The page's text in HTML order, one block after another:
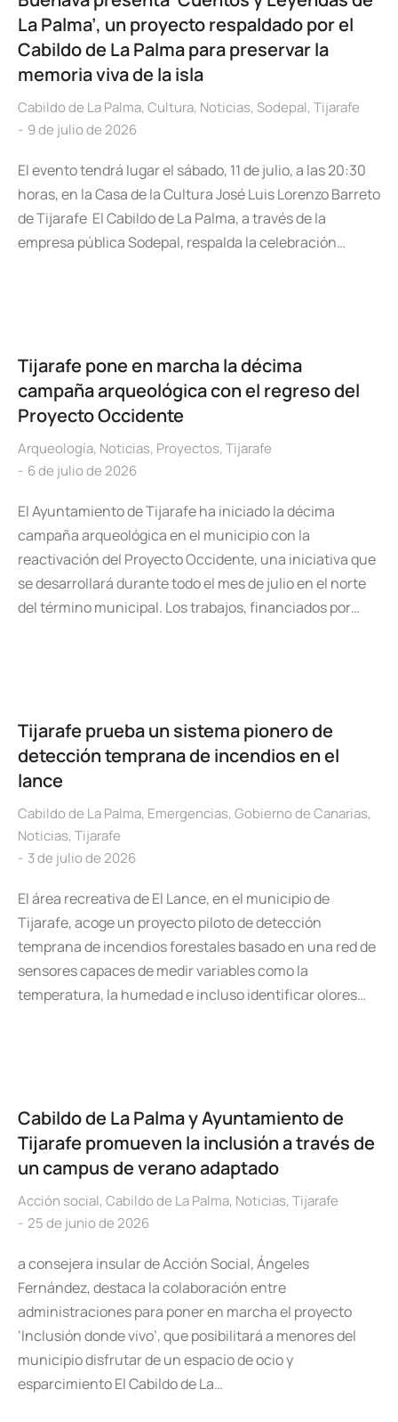
La Palma’, un proyecto respaldado por el
Cabildo de La Palma para preservar la
memoria viva de la isla
Cabildo de La Palma, Cultura, Noticias, Sodepal, Tijarafe
9 de julio de 2026
El evento tendrá lugar el sábado, 11 de julio, a las 20:30
horas, en la Casa de la Cultura José Luis Lorenzo Barreto
de Tijarafe El Cabildo de La Palma, a través de la
empresa pública Sodepal, respalda la celebración…
Tijarafe pone en marcha la décima
campaña arqueológica con el regreso del
Proyecto Occidente
Arqueología, Noticias, Proyectos, Tijarafe
6 de julio de 2026
El Ayuntamiento de Tijarafe ha iniciado la décima
campaña arqueológica en el municipio con la
reactivación del Proyecto Occidente, una iniciativa que
se desarrollará durante todo el mes de julio en el norte
del término municipal. Los trabajos, financiados por…
Tijarafe prueba un sistema pionero de
detección temprana de incendios en el
lance
Cabildo de La Palma, Emergencias, Gobierno de Canarias,
Noticias, Tijarafe
3 de julio de 2026
El área recreativa de El Lance, en el municipio de
Tijarafe, acoge un proyecto piloto de detección
temprana de incendios forestales basado en una red de
sensores capaces de medir variables como la
temperatura, la humedad e incluso identificar olores…
Cabildo de La Palma y Ayuntamiento de
Tijarafe promueven la inclusión a través de
un campus de verano adaptado
Acción social, Cabildo de La Palma, Noticias, Tijarafe
25 de junio de 2026
a consejera insular de Acción Social, Ángeles
Fernández, destaca la colaboración entre
administraciones para poner en marcha el proyecto
‘Inclusión donde vivo’, que posibilitará a menores del
municipio disfrutar de un espacio de ocio y
esparcimiento El Cabildo de La…